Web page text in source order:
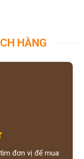
HÀNG
đơn vị để mua